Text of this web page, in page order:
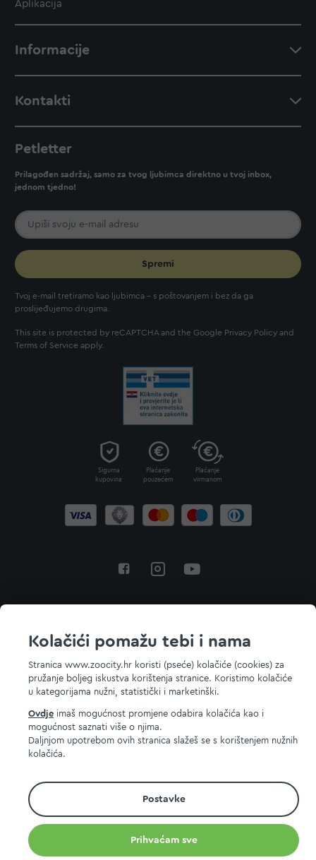
Kolačići pomažu tebi i nama
Stranica www.zoocity.hr koristi (pseće) kolačiće (cookies) za
pružanje boljeg iskustva korištenja stranice. Koristimo kolačiće
u kategorijama nužni, statistički i marketinški.
Ovdje imaš mogućnost promjene odabira kolačića kao i
mogućnost saznati više o njima.
Daljnjom upotrebom ovih stranica slažeš se s korištenjem nužnih
kolačića.
Postavke
Prihvaćam sve
Aplikacija
Informacije
Kontakti
Petletter
Prilagođen sadržaj, samo za tvog ljubimca direktno u tvoj inbox,
jednom tjedno!
Spremi
Tvoj e-mail tretiramo kao ljubimca - s poštovanjem i bez da ga
proslijeđujemo drugima.
This site is protected by reCAPTCHA and the Google Privacy Policy and
Terms of Service apply.
Sigurna
kupovina
Plaćanje
pouzećem
Plaćanje
virmanom
© 2026 ZOOCITY. Sva prava zadržana.